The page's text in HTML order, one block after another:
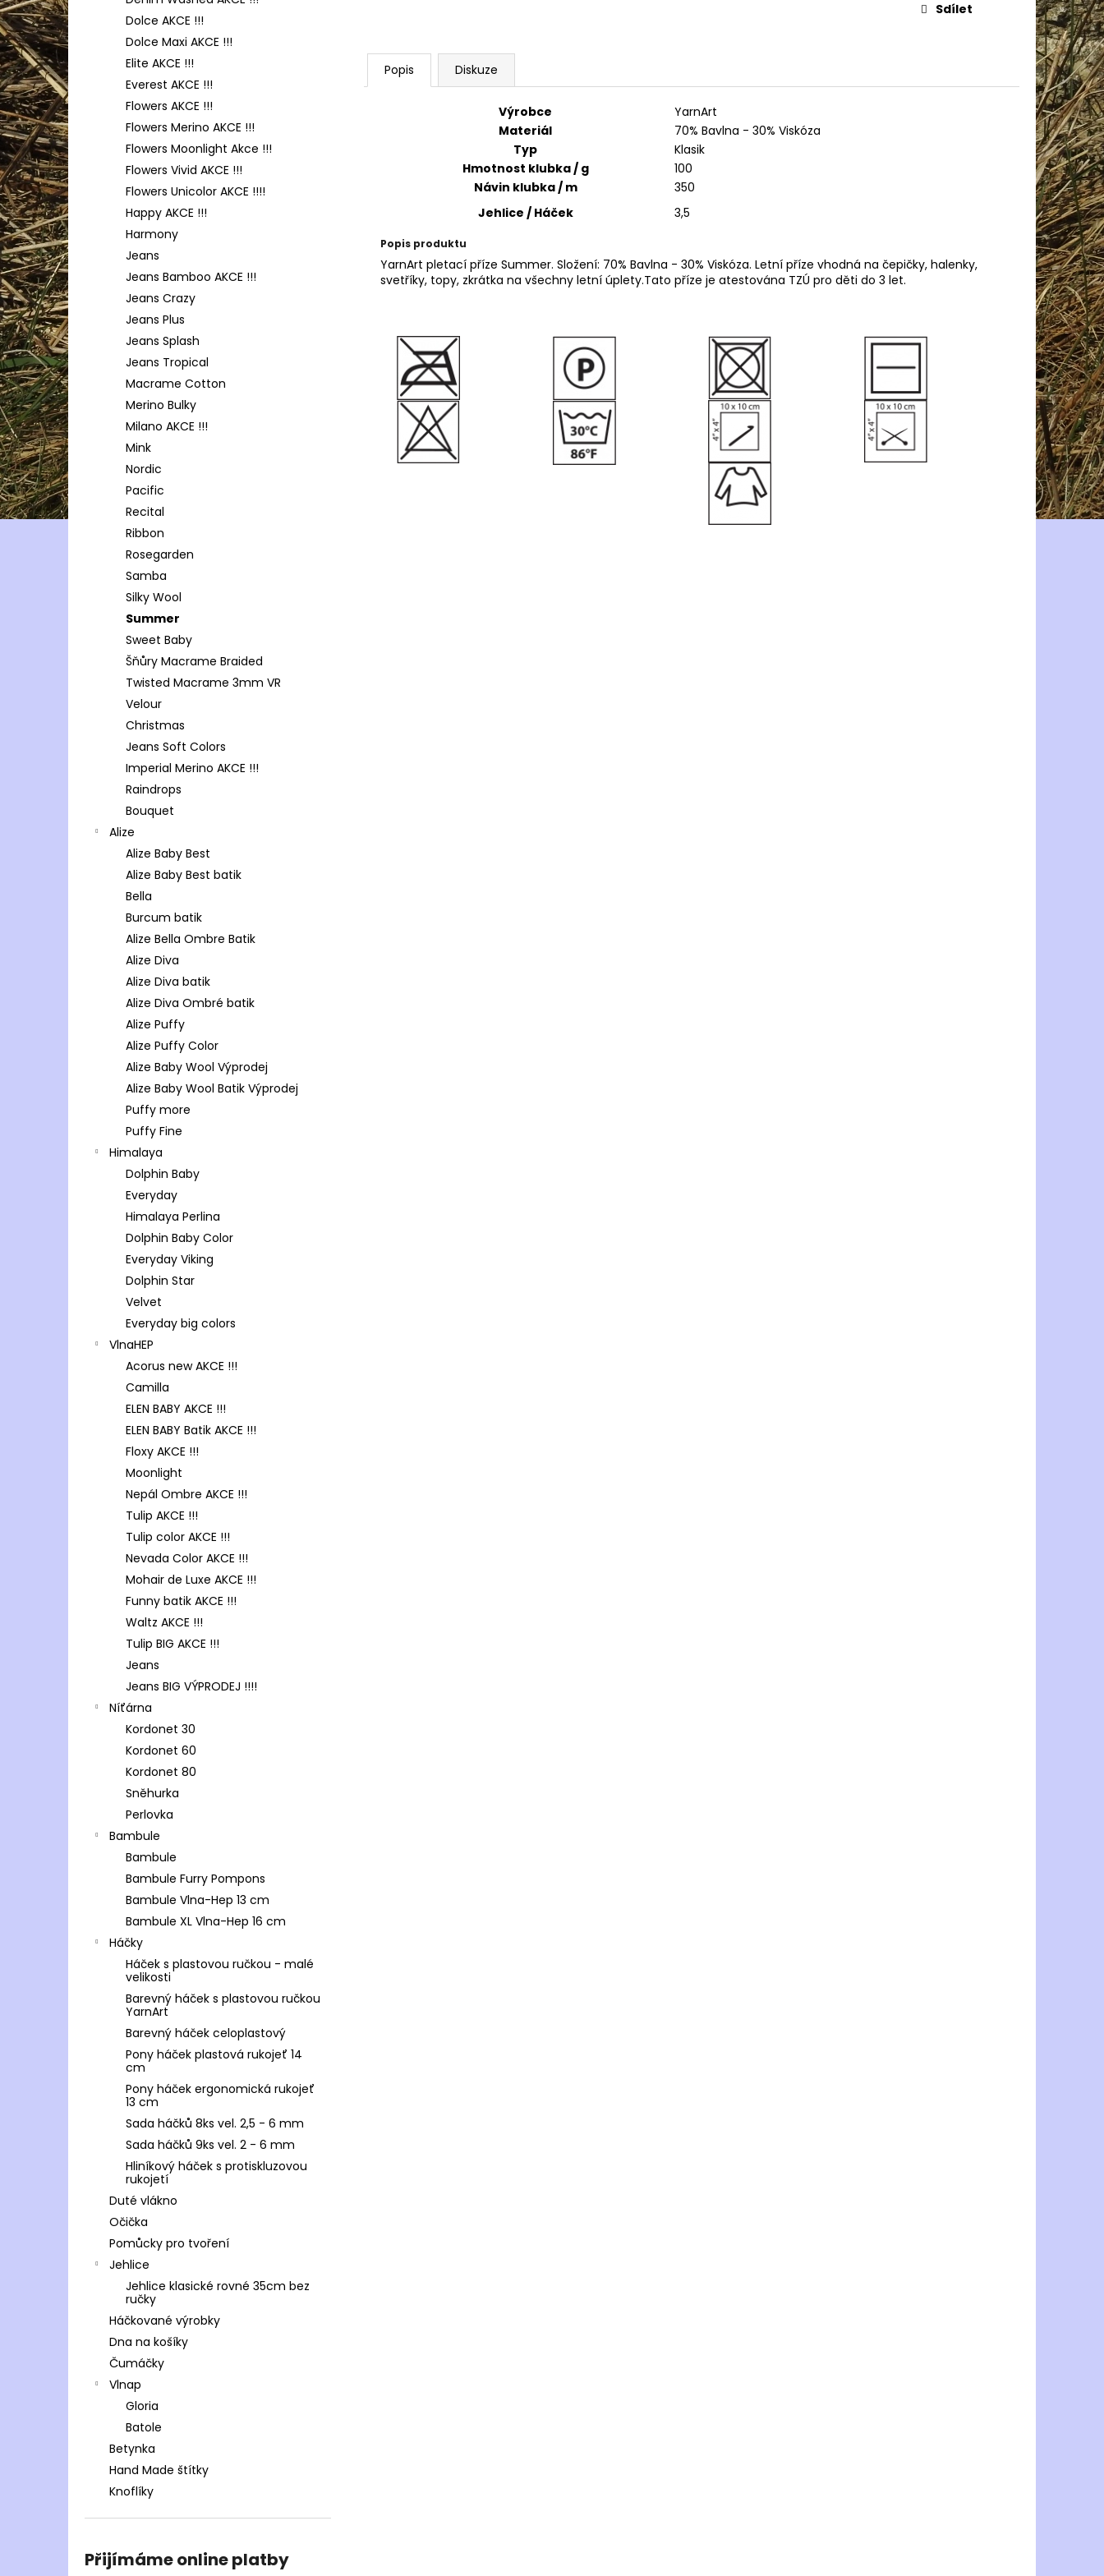
l
Dolce AKCE !!!
Dolce Maxi AKCE !!!
Elite AKCE !!!
Everest AKCE !!!
Flowers AKCE !!!
Flowers Merino AKCE !!!
Flowers Moonlight Akce !!!
Flowers Vivid AKCE !!!
Flowers Unicolor AKCE !!!!
Happy AKCE !!!
Harmony
Jeans
Jeans Bamboo AKCE !!!
Jeans Crazy
Jeans Plus
Jeans Splash
Jeans Tropical
Macrame Cotton
Merino Bulky
Milano AKCE !!!
Mink
Nordic
Pacific
Recital
Ribbon
Rosegarden
Samba
Silky Wool
Summer
Sweet Baby
Šňůry Macrame Braided
Twisted Macrame 3mm VR
Velour
Christmas
Jeans Soft Colors
Imperial Merino AKCE !!!
Raindrops
Bouquet
Alize
Alize Baby Best
Alize Baby Best batik
Bella
Burcum batik
Alize Bella Ombre Batik
Alize Diva
Alize Diva batik
Alize Diva Ombré batik
Alize Puffy
Alize Puffy Color
Alize Baby Wool Výprodej
Alize Baby Wool Batik Výprodej
Puffy more
Puffy Fine
Himalaya
Dolphin Baby
Everyday
Himalaya Perlina
Dolphin Baby Color
Everyday Viking
Dolphin Star
Velvet
Everyday big colors
VlnaHEP
Acorus new AKCE !!!
Camilla
ELEN BABY AKCE !!!
ELEN BABY Batik AKCE !!!
Floxy AKCE !!!
Moonlight
Nepál Ombre AKCE !!!
Tulip AKCE !!!
Tulip color AKCE !!!
Nevada Color AKCE !!!
Mohair de Luxe AKCE !!!
Funny batik AKCE !!!
Waltz AKCE !!!
Tulip BIG AKCE !!!
Jeans
Jeans BIG VÝPRODEJ !!!!
Níťárna
Kordonet 30
Kordonet 60
Kordonet 80
Sněhurka
Perlovka
Bambule
Bambule
Bambule Furry Pompons
Bambule Vlna-Hep 13 cm
Bambule XL Vlna-Hep 16 cm
Háčky
Háček s plastovou ručkou - malé
velikosti
Barevný háček s plastovou ručkou
YarnArt
Barevný háček celoplastový
Pony háček plastová rukojeť 14
cm
Pony háček ergonomická rukojeť
13 cm
Sada háčků 8ks vel. 2,5 - 6 mm
Sada háčků 9ks vel. 2 - 6 mm
Hliníkový háček s protiskluzovou
rukojetí
Duté vlákno
Očička
Pomůcky pro tvoření
Jehlice
Jehlice klasické rovné 35cm bez
ručky
Háčkované výrobky
Dna na košíky
Čumáčky
Vlnap
Gloria
Batole
Betynka
Hand Made štítky
Knoflíky
Přijímáme online platby
Sdílet
Popis Diskuze
Výrobce
YarnArt
Materiál
70% Bavlna - 30% Viskóza
Typ
Klasik
Hmotnost klubka / g
100
Návin klubka / m
350
Jehlice / Háček
3,5
Popis produktu
YarnArt pletací příze Summer. Složení: 70% Bavlna - 30% Viskóza. Letní příze vhodná na čepičky, halenky,
svetříky, topy, zkrátka na všechny letní úplety.Tato příze je atestována TZÚ pro děti do 3 let.
HIMALAYA DOLPHIN BABY 80356
60 Kč